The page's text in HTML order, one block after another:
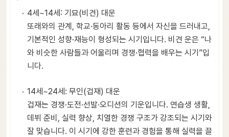
4세~14세: 기묘(비견) 대운
또래와의 관계, 학교·동아리 활동 등에서 자신을 드러내고,
기본적인 성향·재능이 형성되는 시기입니다. 비견 운은 “나
와 비슷한 사람들과 어울리며 경쟁·협력을 배우는 시기”입
니다.
14세~24세: 무인(겁재) 대운
겁재는 경쟁·도전·선발·오디션의 기운입니다. 연습생 생활,
데뷔 준비, 실력 향상, 치열한 경쟁 구조가 강조되는 시기와
잘 맞습니다. 이 시기에 강한 훈련과 경험을 통해 실력을 끌